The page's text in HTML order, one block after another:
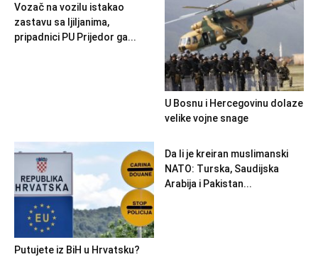
Vozač na vozilu istakao
zastavu sa ljiljanima,
pripadnici PU Prijedor ga...
U Bosnu i Hercegovinu dolaze
velike vojne snage
Putujete iz BiH u Hrvatsku?
Da li je kreiran muslimanski
NATO: Turska, Saudijska
Arabija i Pakistan...